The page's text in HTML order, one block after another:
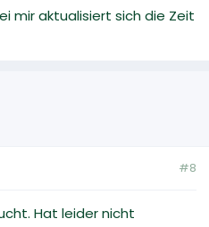
mir aktualisiert sich die Zeit
#8
Hat leider nicht